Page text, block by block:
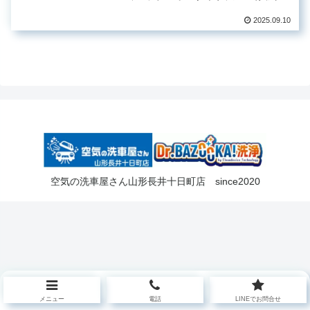
が大切に乗られていたお車を譲り受け
られたとのことですが、実際に使用さ
2025.09.10
空気の洗車屋さん山形長井十日町店 since2020
メニュー 電話 LINEでお問合せ